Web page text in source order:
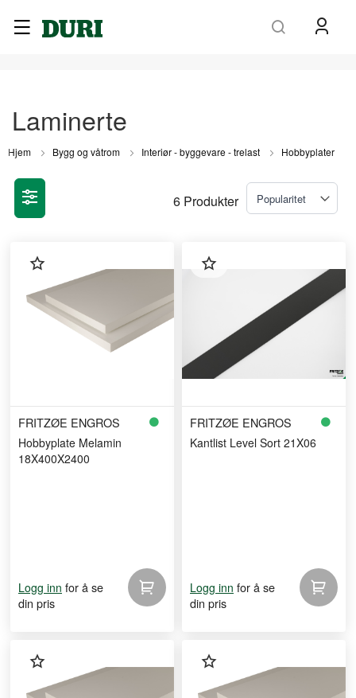
Laminerte
Hjem Bygg og våtrom Interiør - byggevare - trelast Hobbyplater
6 Produkter
FRITZØE ENGROS
Hobbyplate Melamin
18X400X2400
Logg inn for å se
din pris
FRITZØE ENGROS
Kantlist Level Sort 21X06
Logg inn for å se
din pris